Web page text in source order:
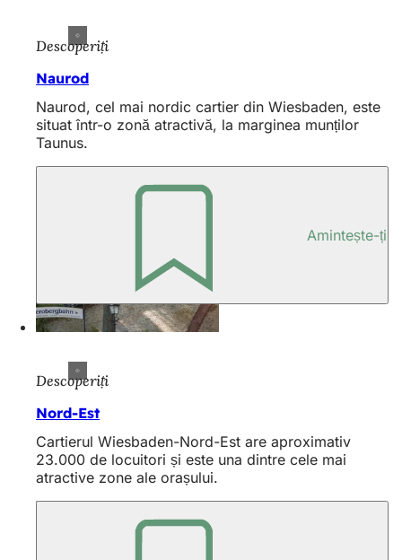
Descoperiți
Naurod
Naurod, cel mai nordic cartier din Wiesbaden, este
situat într-o zonă atractivă, la marginea munților
Taunus.
Amintește-ți
Descoperiți
Nord-Est
Cartierul Wiesbaden-Nord-Est are aproximativ
23.000 de locuitori și este una dintre cele mai
atractive zone ale orașului.